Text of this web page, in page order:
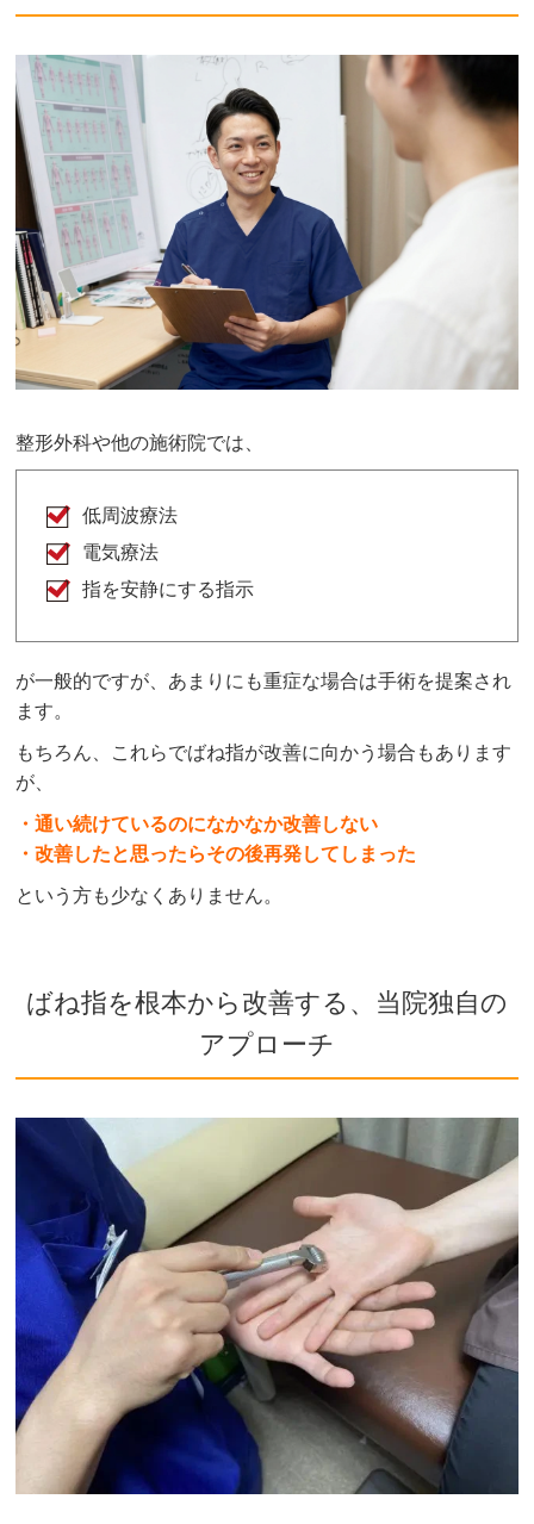
整形外科や他の施術院では、
低周波療法
電気療法
指を安静にする指示
が一般的ですが、あまりにも重症な場合は手術を提案され
ます。
もちろん、これらでばね指が改善に向かう場合もあります
が、
・通い続けているのになかなか改善しない
・改善したと思ったらその後再発してしまった
という方も少なくありません。
ばね指を根本から改善する、当院独自の
アプローチ